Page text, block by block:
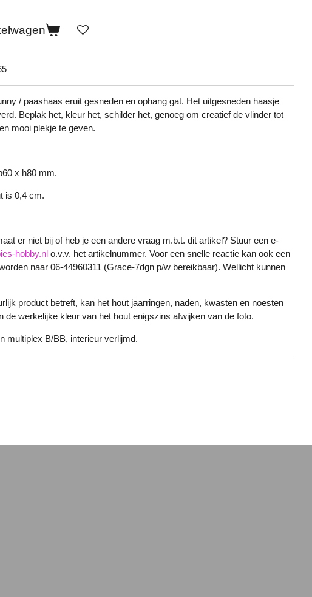
/ paashaas eruit gesneden en ophang gat. Het uitgesneden haasje
Beplak het, kleur het, schilder het, genoeg om creatief de vlinder tot
mooi plekje te geven.
x h80 mm.
is 0,4 cm.
er niet bij of heb je een andere vraag m.b.t. dit artikel? Stuur een e-
hobby.nl o.v.v. het artikelnummer. Voor een snelle reactie kan ook een
naar 06-44960311 (Grace-7dgn p/w bereikbaar). Wellicht kunnen
product betreft, kan het hout jaarringen, naden, kwasten en noesten
de werkelijke kleur van het hout enigszins afwijken van de foto.
multiplex B/BB, interieur verlijmd.